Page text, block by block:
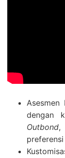
Asesmen
dengan
Outbond,